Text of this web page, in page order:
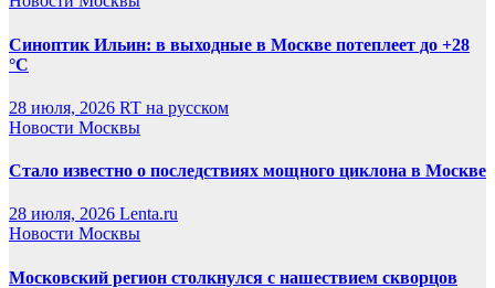
Синоптик Ильин: в выходные в Москве потеплеет до +28
°C
28 июля, 2026 RT на русском
Новости Москвы
Стало известно о последствиях мощного циклона в Москве
28 июля, 2026 Lenta.ru
Новости Москвы
Московский регион столкнулся с нашествием скворцов